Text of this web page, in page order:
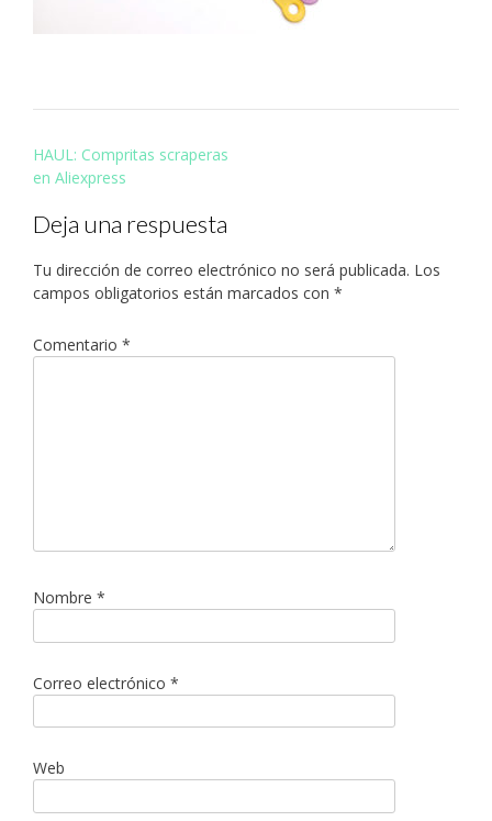
Navegación
de
HAUL: Compritas scraperas
en Aliexpress
Deja una respuesta
Tu dirección de correo electrónico no será publicada. Los
campos obligatorios están marcados con *
Comentario *
Nombre *
Correo electrónico *
Web